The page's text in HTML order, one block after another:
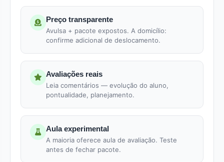
Preço transparente
Avulsa + pacote expostos. A domicílio:
confirme adicional de deslocamento.
Avaliações reais
Leia comentários — evolução do aluno,
pontualidade, planejamento.
Aula experimental
A maioria oferece aula de avaliação. Teste
antes de fechar pacote.